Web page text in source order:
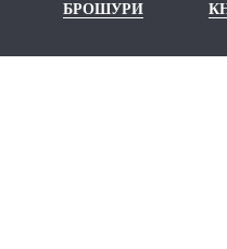
БРОШУРИ